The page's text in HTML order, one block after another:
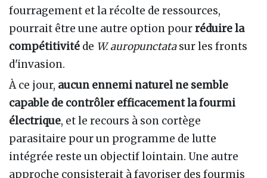
fourragement et la récolte de ressources,
pourrait être une autre option pourréduire la
compétitivité de W. auropunctatasur les fronts
d'invasion.
À ce jour, aucun ennemi naturel ne semble
capable de contrôler efficacement la fourmi
électrique, et le recours à son cortège
parasitaire pour un programme de lutte
intégrée reste un objectif lointain. Une autre
approche consisterait à favoriser des fourmis